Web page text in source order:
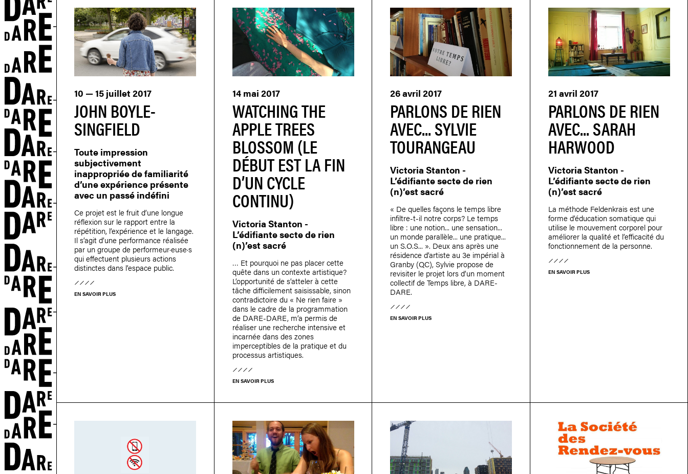
JOHN BOYLE-
SINGFIELD
10 — 15 juillet 2017
Toute impression
subjectivement
inappropriée de familiarité
d’une expérience présente
avec un passé indéfini
Ce projet est le fruit d’une longue
réflexion sur le rapport entre la
répétition, l’expérience et le langage.
Il s’agit d’une performance réalisée
par un groupe de performeur·euse·­s
qui effectuent plusieurs actions
distinctes dans l’espace public.
EN SAVOIR PLUS
WATCHING THE
APPLE TREES
BLOSSOM (LE
DÉBUT EST LA FIN
D’UN CYCLE
CONTINU)
14 mai 2017
Victoria Stanton -
L’édifiante secte de rien
(n)’est sacré
… Et pourquoi ne pas placer cette
quête dans un contexte artistique?
L’opportunité de s’atteler à cette
tâche difficilement saisissable, sinon
contradictoire du « Ne rien faire »
dans le cadre de la programmation
de DARE-DARE, m’a permis de
réaliser une recherche intensive et
incarnée dans des zones
imperceptibles de la pratique et du
processus artistiques.
EN SAVOIR PLUS
PARLONS DE RIEN
AVEC... SYLVIE
TOURANGEAU
26 avril 2017
Victoria Stanton -
L’édifiante secte de rien
(n)’est sacré
« De quelles façons le temps libre
infiltre-t-il notre corps? Le temps
libre : une notion... une sensation...
un monde parallèle... une pratique...
un S.O.S... ». Deux ans après une
résidence d’artiste au 3e impérial à
Granby (QC), Sylvie propose de
revisiter le projet lors d’un moment
collectif de Temps libre, à DARE-
DARE.
EN SAVOIR PLUS
PARLONS DE RIEN
AVEC... SARAH
HARWOOD
21 avril 2017
Victoria Stanton -
L’édifiante secte de rien
(n)’est sacré
La méthode Feldenkrais est une
forme d’éducation somatique qui
utilise le mouvement corporel pour
améliorer la qualité et l’efficacité du
fonctionnement de la personne.
EN SAVOIR PLUS